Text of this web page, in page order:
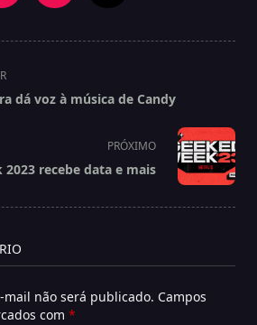
dá voz à música de Candy
PRÓXIMO
2023 recebe data e mais
mail não será publicado. Campos
com *